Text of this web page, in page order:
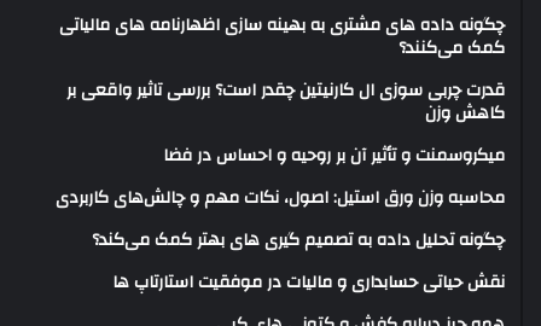
چگونه داده های مشتری به بهینه سازی اظهارنامه های مالیاتی
کمک می‌کنند؟
قدرت چربی سوزی ال کارنیتین چقدر است؟ بررسی تاثیر واقعی بر
کاهش وزن
میکروسمنت و تأثیر آن بر روحیه و احساس در فضا
محاسبه وزن ورق استیل: اصول، نکات مهم و چالش‌های کاربردی
چگونه تحلیل داده به تصمیم گیری های بهتر کمک می‌کند؟
نقش حیاتی حسابداری و مالیات در موفقیت استارتاپ ها